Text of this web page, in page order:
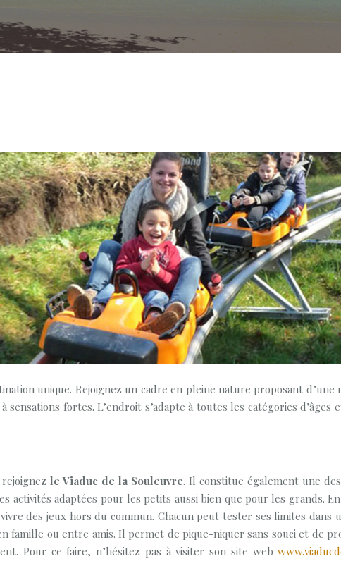
unique. Rejoignez un cadre en pleine nature proposant d’une
fortes. L’endroit s’adapte à toutes les catégories
z le Viaduc de la Souleuvre. Il constitue également une
activités adaptées pour les petits aussi bien que pour les grands.
des jeux hors du commun. Chacun peut tester ses limites
famille ou entre amis. Il permet de pique-niquer sans souci et de
Pour ce faire, n’hésitez pas à visiter son site web